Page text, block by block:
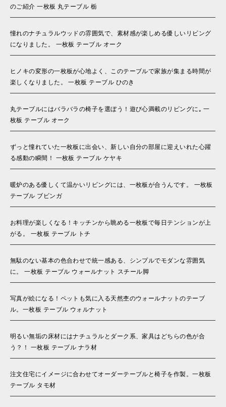
のご紹介 一枚板 丸テーブル 栃
憧れのナチュラルウッドの雰囲気で、素材感が楽しめる優しいリビング
になりました。 一枚板 テーブル オーク
ヒノキの変形の一枚板が心地よく、このテーブルで家族が集まる時間が
楽しくなりました。 一枚板 テーブル ひのき
丸テーブルにはバラバラの椅子を選ぼう！遊び心満載のリビングに｡ 一
枚板 テーブル オーク
ずっと憧れていた一枚板に出会い、新しい自分の部屋に迎えいれた心躍
る感動の瞬間！ 一枚板 テーブル ケヤキ
暖炉のある優しくて温かいリビングには、一枚板が合うんです。 一枚板
テーブル ブビンガ
お料理が楽しくなる！キッチンから眺める一枚板で毎日テンションが上
がる。 一枚板 テーブル トチ
無駄のない基本の色合わせで統一感ある、シンプルでモダンな雰囲気
に。 一枚板 テーブル ウォールナット スチール脚
写真が絵になる！ペットも気に入る天然杢のウォールナットのテーブ
ル。一枚板 テーブル ウォルナット
明るい無垢の床材にはナチュラルとダーク系、家具はどちらの色が合
う？！ 一枚板 テーブル ナラ材
注文住宅にイメージに合わせてオーダーテーブルと椅子を作製。一枚板
テーブル タモ材